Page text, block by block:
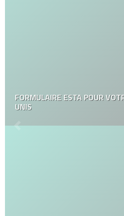
FORMULAIRE ESTA POUR
UNIS